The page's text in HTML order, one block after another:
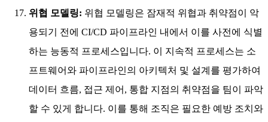
위협 모델링: 위협 모델링은 잠재적 위협과 취약점이 악
용되기 전에 CI/CD 파이프라인 내에서 이를 사전에 식별
하는 능동적 프로세스입니다. 이 지속적 프로세스는 소
프트웨어와 파이프라인의 아키텍처 및 설계를 평가하여
데이터 흐름, 접근 제어, 통합 지점의 취약점을 팀이 파악
할 수 있게 합니다. 이를 통해 조직은 필요한 예방 조치와